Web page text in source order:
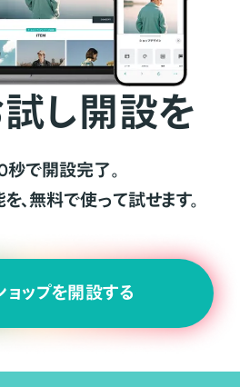
し開設を
で開設完了。
、無料で使って試せます。
ップを開設する